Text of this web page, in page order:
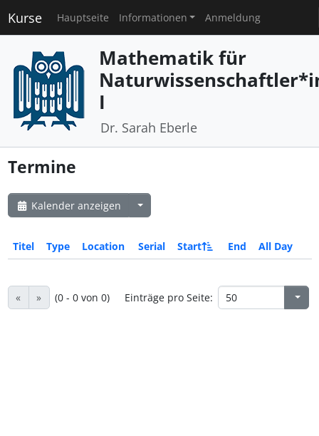
Kurse Hauptseite Informationen Anmeldung
Mathematik für
I
Dr. Sarah Eberle
Termine
Kalender anzeigen
Titel Type Location Serial Start End All Day
« » (0 - 0 von 0) Einträge pro Seite: